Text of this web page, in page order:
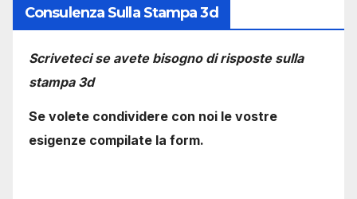
Consulenza Sulla Stampa 3d
Scriveteci se avete bisogno di risposte sulla
stampa 3d
Se volete condividere con noi le vostre
esigenze compilate la form.